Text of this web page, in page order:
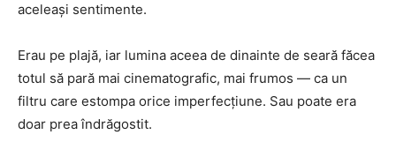
aceleași sentimente.
Erau pe plajă, iar lumina aceea de dinainte de seară făcea
totul să pară mai cinematografic, mai frumos — ca un
filtru care estompa orice imperfecțiune. Sau poate era
doar prea îndrăgostit.